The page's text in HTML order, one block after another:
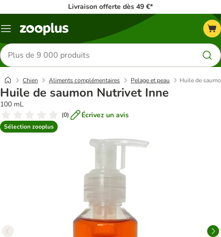
Livraison offerte dès 49 €*
Menu
Rechercher
des
produits
Chien Aliments complémentaires Pelage et peau Huile de
Huile de saumon Nutrivet Inne
100 mL
(0) Écrivez un avis
Sélection zooplus